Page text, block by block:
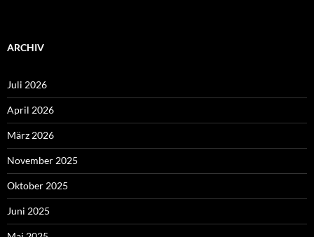
ARCHIV
Juli 2026
April 2026
März 2026
November 2025
Oktober 2025
Juni 2025